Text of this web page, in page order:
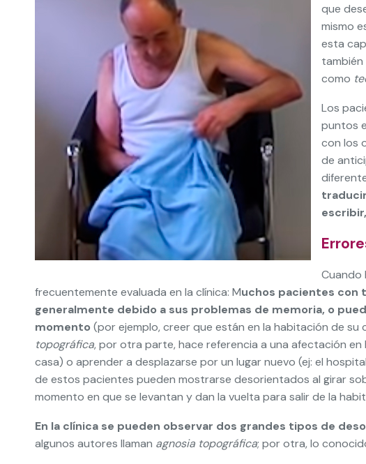
que
mismo
esta
como
Los
puntos
con los
de
Cuando
frecuentemente evaluada en la clínica: Muchos pacientes con
generalmente debido a sus problemas de memoria, o
momento (por ejemplo, creer que están en la habitación de
topográfica, por otra parte, hace referencia a una afectación
casa) o aprender a desplazarse por un lugar nuevo (ej: el
de estos pacientes pueden mostrarse desorientados al girar
momento en que se levantan y dan la vuelta para salir de la
En la clínica se pueden observar dos grandes tipos de
algunos autores llaman agnosia topográfica; por otra, lo